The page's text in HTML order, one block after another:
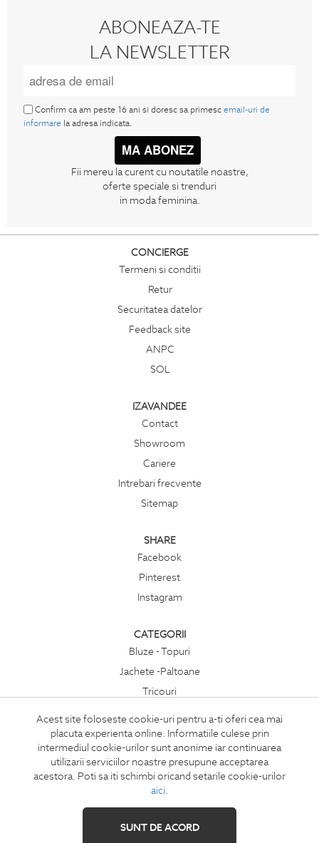
Acest site foloseste cookie-uri pentru a-ti oferi cea mai
placuta experienta online. Informatiile culese prin
intermediul cookie-urilor sunt anonime iar continuarea
utilizarii serviciilor noastre presupune acceptarea
acestora. Poti sa iti schimbi oricand setarile cookie-urilor
aici.
SUNT DE ACORD
ABONEAZA-TE
LA NEWSLETTER
Confirm ca am peste 16 ani si doresc sa primesc email-uri de
informare la adresa indicata.
MA ABONEZ
Fii mereu la curent cu noutatile noastre,
oferte speciale si trenduri
in moda feminina.
CONCIERGE
Termeni si conditii
Retur
Securitatea datelor
Feedback site
ANPC
SOL
IZAVANDEE
Contact
Showroom
Cariere
Intrebari frecvente
Sitemap
SHARE
Facebook
Pinterest
Instagram
CATEGORII
Bluze - Topuri
Jachete -Paltoane
Tricouri
Compleuri
Pantaloni
Accesorii